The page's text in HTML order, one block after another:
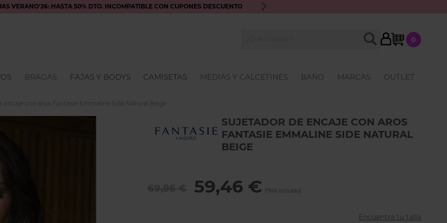
VERANO'26: HASTA 50% DTO. INCOMPATIBLE CON CUPONES DESCUENTO ENVÍO GRATIS A PARTIR DE 70€ · ATENCIÓN
My Cart
0
BUSCAR
BRAGAS FAJAS Y BODYS CAMISETAS MEDIAS Y CALCETINES BAÑO MARCAS OUTLET
encaje con aros Fantasie Emmaline Side Natural Beige
SUJETADOR DE ENCAJE CON AROS
FANTASIE EMMALINE SIDE NATURAL
BEIGE
59,46 €
Encuentra tu talla